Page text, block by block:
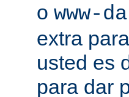
o www-
extra
usted es
para dar